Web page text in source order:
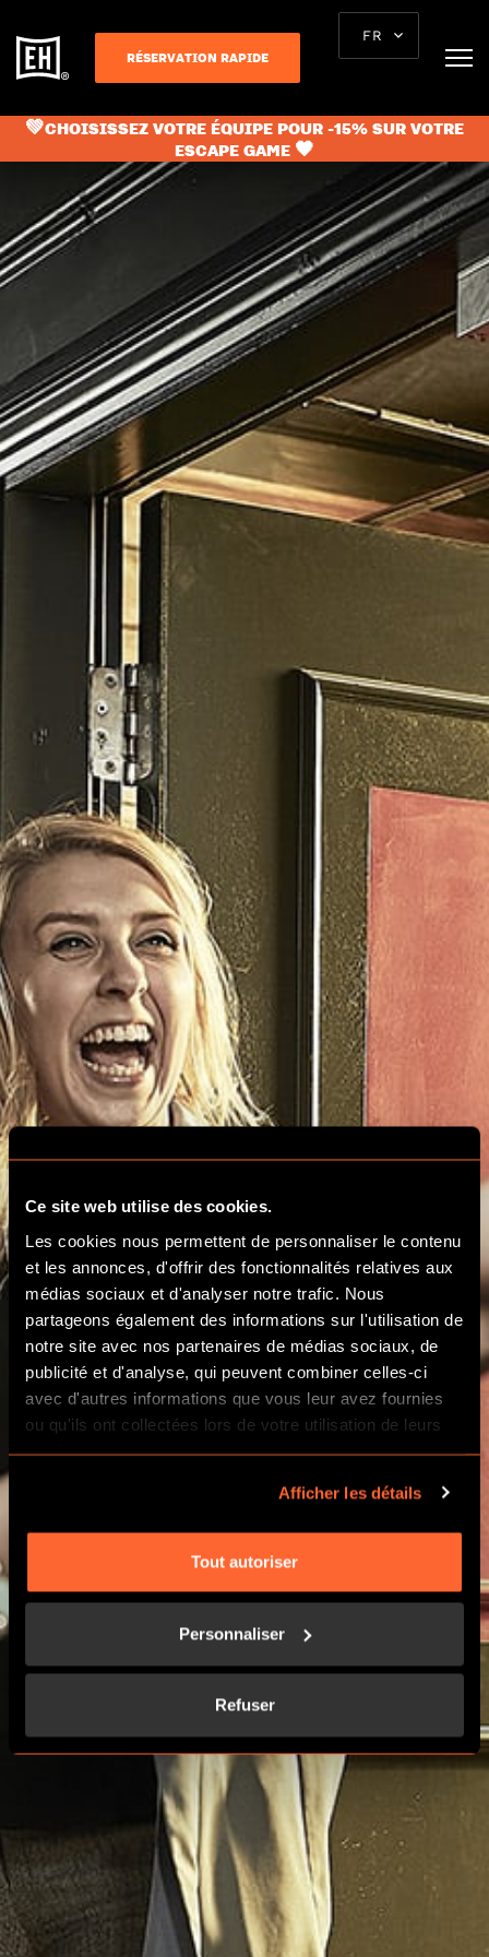
Ce site web utilise des cookies.
Les cookies nous permettent de personnaliser le contenu
et les annonces, d'offrir des fonctionnalités relatives aux
médias sociaux et d'analyser notre trafic. Nous
partageons également des informations sur l'utilisation de
notre site avec nos partenaires de médias sociaux, de
publicité et d'analyse, qui peuvent combiner celles-ci
avec d'autres informations que vous leur avez fournies
ou qu'ils ont collectées lors de votre utilisation de leurs
services.
Afficher les détails
Tout autoriser
Personnaliser
Refuser
RÉSERVATION RAPIDE
FR
💚CHOISISSEZ VOTRE ÉQUIPE POUR -15% SUR VOTRE
ESCAPE GAME 🖤
TARIFS